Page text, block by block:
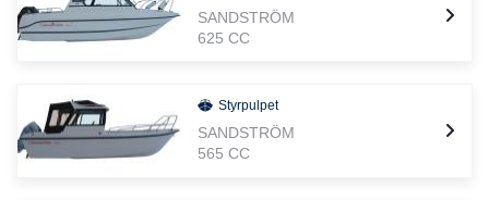
SANDSTRÖM
625 CC
Styrpulpet
SANDSTRÖM
565 CC